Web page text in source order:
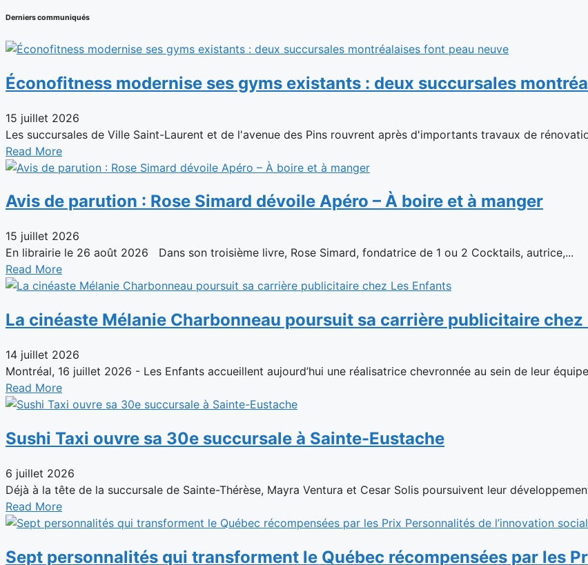
Derniers communiqués
Éconofitness modernise ses gyms existants : deux succursales
15 juillet 2026
Les succursales de Ville Saint-Laurent et de l'avenue des Pins rouvrent après d'importants travaux de
Read More
Avis de parution : Rose Simard dévoile Apéro – À boire et à manger
15 juillet 2026
En librairie le 26 août 2026 Dans son troisième livre, Rose Simard, fondatrice de 1 ou 2 Cocktails, autrice,...
Read More
La cinéaste Mélanie Charbonneau poursuit sa carrière publicitaire chez
14 juillet 2026
Montréal, 16 juillet 2026 - Les Enfants accueillent aujourd’hui une réalisatrice chevronnée au sein de leur
Read More
Sushi Taxi ouvre sa 30e succursale à Sainte-Eustache
6 juillet 2026
Déjà à la tête de la succursale de Sainte-Thérèse, Mayra Ventura et Cesar Solis poursuivent leur
Read More
Sept personnalités qui transforment le Québec récompensées par les